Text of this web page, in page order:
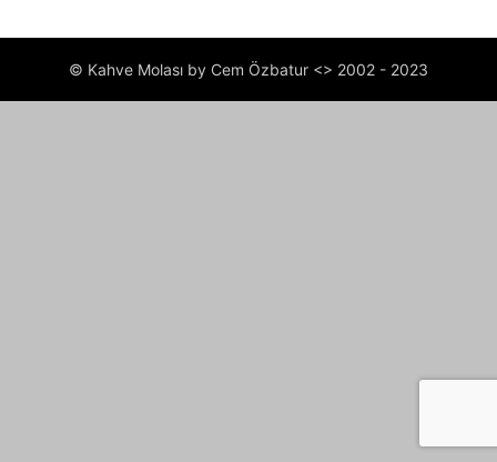
© Kahve Molası by Cem Özbatur <> 2002 - 2023